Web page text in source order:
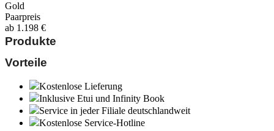
Gold
Paarpreis
ab 1.198 €
Produkte
Vorteile
Kostenlose Lieferung
Inklusive Etui und Infinity Book
Service in jeder Filiale deutschlandweit
Kostenlose Service-Hotline